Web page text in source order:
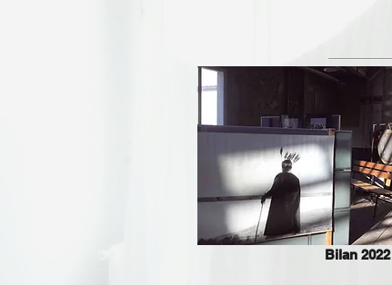
Bilan 2022